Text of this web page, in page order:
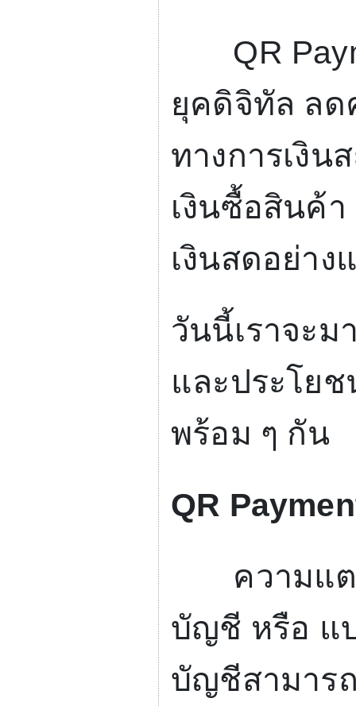
QR
ยุคดิจิทัล ลด
ทางการเงิน
เงินซื้อสินค้า
เงินสดอย่าง
วันนี้เราจะม
และประโย
พร้อม ๆ กัน
QR
ความแต
บัญชี หรือ แ
บัญชีสามาร